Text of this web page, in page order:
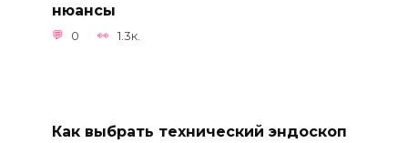
нюансы
0 1.3к.
Как выбрать технический эндоскоп